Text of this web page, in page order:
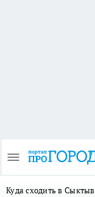
Куда сходить в